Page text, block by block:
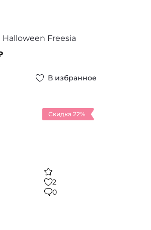
Halloween Freesia
В избранное
Скидка 22%
2
0